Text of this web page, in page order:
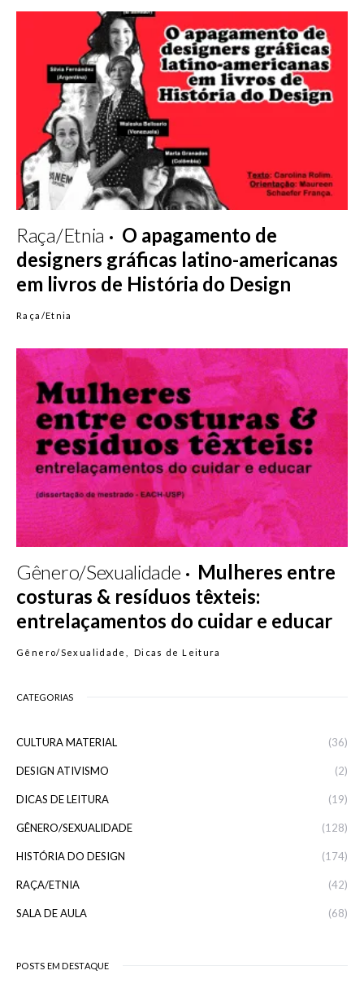
Raça/Etnia
O apagamento de
designers gráficas latino-americanas
em livros de História do Design
Raça/Etnia
Gênero/Sexualidade
Mulheres entre
costuras & resíduos têxteis:
entrelaçamentos do cuidar e educar
Gênero/Sexualidade Dicas de Leitura
CATEGORIAS
CULTURA MATERIAL (36)
DESIGN ATIVISMO (2)
DICAS DE LEITURA (19)
GÊNERO/SEXUALIDADE (128)
HISTÓRIA DO DESIGN (174)
RAÇA/ETNIA (42)
SALA DE AULA (68)
POSTS EM DESTAQUE